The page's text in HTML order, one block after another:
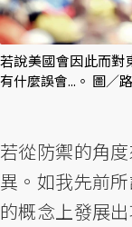
若說美國會因此而對
有什麼誤會...。 圖／
若從防禦的角
異。如我先前
的概念上發展